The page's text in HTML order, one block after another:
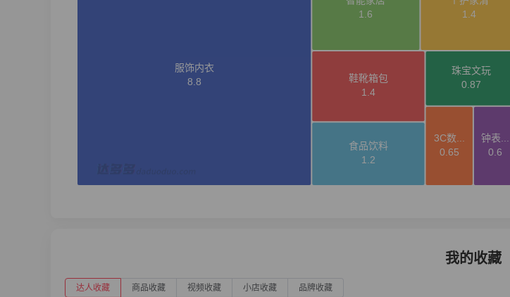
我的收藏
达人收藏 商品收藏 视频收藏 小店收藏 品牌收藏